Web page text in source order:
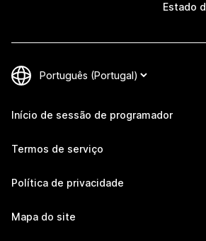
Estado
Início de sessão de programador
Termos de serviço
Política de privacidade
Mapa do site